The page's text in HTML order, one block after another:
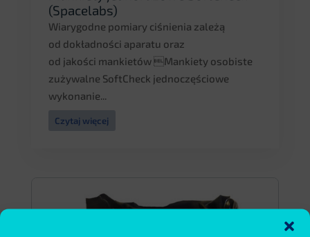
(Spacelabs)
Wiarygodne pomiary ciśnienia zależą
od dokładności aparatu oraz
od jakości mankietów Mankiety osobiste
zużywalne SoftCheck jednoczęściowe
wykonanie...
Czytaj więcej